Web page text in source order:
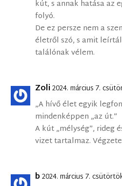
kút, s annak hatása az
folyó.
De ez persze nem a
életről szó, s amit
találónak vélem.
Zoli2024. március 7.
„A hívő élet egyik
mindenképpen „az út.”
A kút „mélység”, rideg
vizet tartalmaz.
b2024. március 7.